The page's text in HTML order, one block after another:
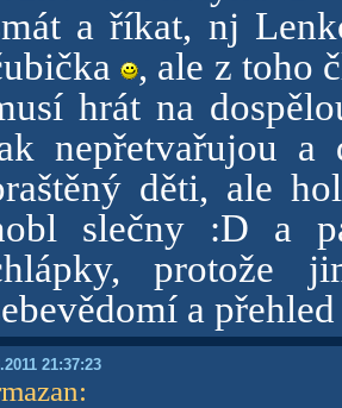
a říkat, nj
, ale z toho
hrát na
nepřetvařujou a
děti, ale
slečny :D a
protože
a
21:37:23
: